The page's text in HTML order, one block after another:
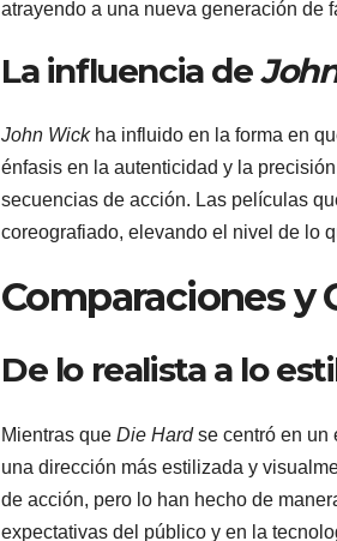
atrayendo a una nueva generación de
La influencia de
John Wickha influido en la forma en
énfasis en la autenticidad y la
secuencias de acción. Las películas
coreografiado, elevando el nivel de lo
Comparaciones y
De lo realista a lo
Mientras que Die Hardse centró en un
una dirección más estilizada y
de acción, pero lo han hecho de
expectativas del público y en la